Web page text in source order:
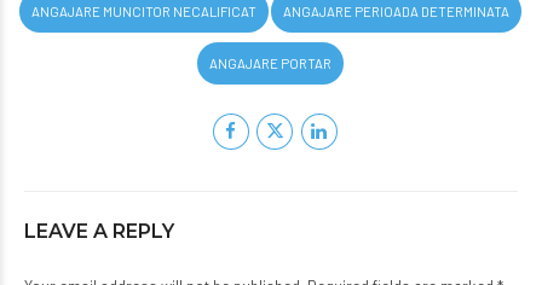
ANGAJARE MUNCITOR NECALIFICAT ANGAJARE PERIOADA DETERMINATA
ANGAJARE PORTAR
LEAVE A REPLY